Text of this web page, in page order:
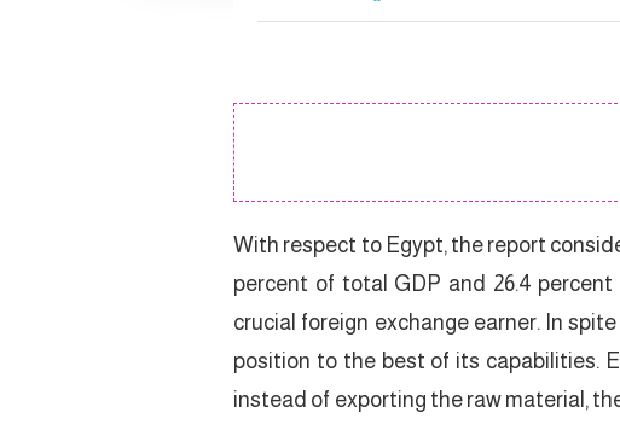
With respect to Egypt, the report
percent of total GDP and 26.4
crucial foreign exchange earner. In
position to the best of its capabilities.
instead of exporting the raw material,